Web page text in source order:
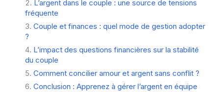
L’argent dans le couple : une source de tensions
fréquente
Couple et finances : quel mode de gestion adopter
?
L’impact des questions financières sur la stabilité
du couple
Comment concilier amour et argent sans conflit ?
Conclusion : Apprenez à gérer l’argent en équipe